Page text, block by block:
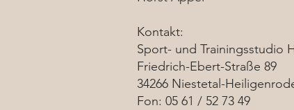
Kontakt:
Sport- und Trainingsstudio
Friedrich-Ebert-Straße 89
34266 Niestetal-
Fon: 05 61 / 52 73 49